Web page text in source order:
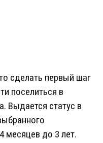
сделать первый шаг
поселиться в
Выдается статус в
месяцев до 3 лет.